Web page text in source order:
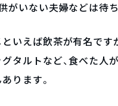
がいない夫婦などは待
いえば飲茶が有名です
タルトなど、食べた人
ります。